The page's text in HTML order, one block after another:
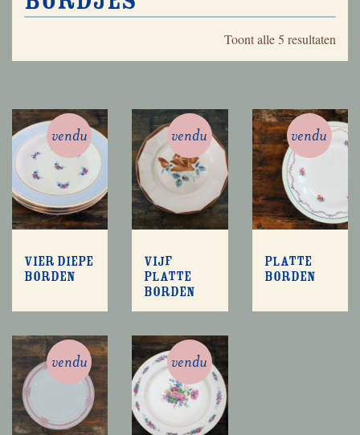
Toont alle 5 resultaten
op
Vier diepe
borden
vendu
Vijf
platte
borden
vendu
Platte
borden
vendu
vendu vendu